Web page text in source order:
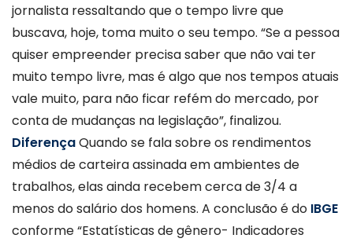
jornalista ressaltando que o tempo livre que
buscava, hoje, toma muito o seu tempo. “Se a pessoa
quiser empreender precisa saber que não vai ter
muito tempo livre, mas é algo que nos tempos atuais
vale muito, para não ficar refém do mercado, por
conta de mudanças na legislação”, finalizou.
DiferençaQuando se fala sobre os rendimentos
médios de carteira assinada em ambientes de
trabalhos, elas ainda recebem cerca de 3/4 a
menos do salário dos homens. A conclusão é do IBGE
conforme “Estatísticas de gênero- Indicadores